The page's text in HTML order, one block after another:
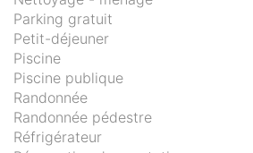
Parking gratuit
Petit-déjeuner
Piscine
Piscine publique
Randonnée
Randonnée pédestre
Réfrigérateur